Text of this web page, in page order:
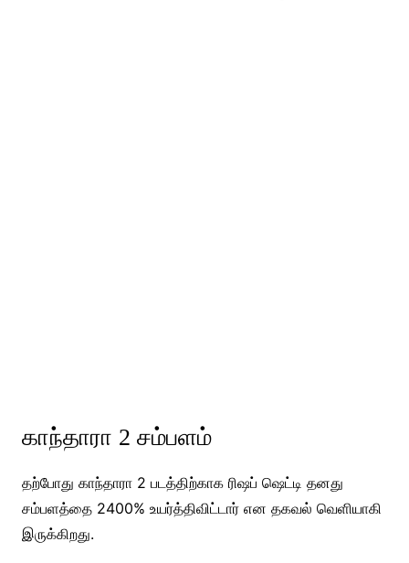
காந்தாரா 2 சம்பளம்
தற்போது காந்தாரா 2 படத்திற்காக ரிஷப் ஷெட்டி தனது
சம்பளத்தை 2400% உயர்த்திவிட்டார் என தகவல் வெளியாகி
இருக்கிறது.